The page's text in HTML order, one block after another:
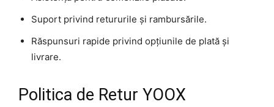
Suport privind retururile și rambursările.
Răspunsuri rapide privind opțiunile de plată și
livrare.
Politica de Retur YOOX